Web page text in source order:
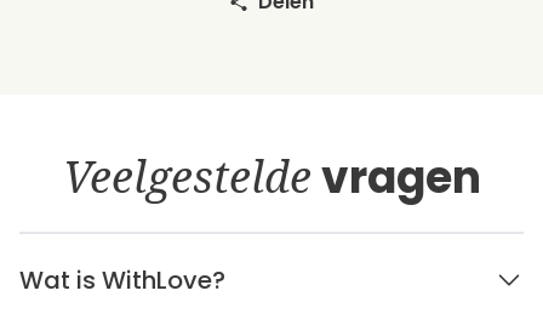
Veelgesteldevragen
Wat is WithLove?